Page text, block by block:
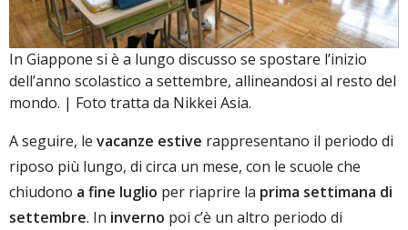
In Giappone si è a lungo discusso se spostare l’inizio
dell’anno scolastico a settembre, allineandosi al resto del
mondo. | Foto tratta da Nikkei Asia.
A seguire, le vacanze estive rappresentano il periodo di
riposo più lungo, di circa un mese, con le scuole che
chiudono a fine luglio per riaprire la prima settimana di
settembre. In inverno poi c’è un altro periodo di